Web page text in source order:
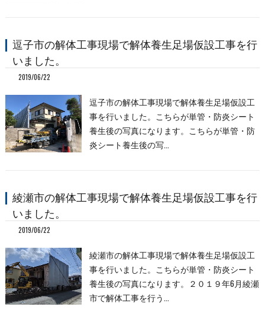
逗子市の解体工事現場で解体養生足場仮設工事を行
いました。
2019/06/22
逗子市の解体工事現場で解体養生足場仮設工
事を行いました。こちらが単管・防炎シート
養生後の写真になります。こちらが単管・防
炎シート養生後の写…
綾瀬市の解体工事現場で解体養生足場仮設工事を行
いました。
2019/06/22
綾瀬市の解体工事現場で解体養生足場仮設工
事を行いました。こちらが単管・防炎シート
養生後の写真になります。２０１９年6月綾瀬
市で解体工事を行う…